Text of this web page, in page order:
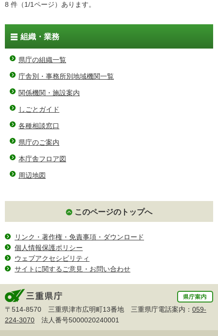
8 件（1/1ページ）あります。
組織・業務
県庁の組織一覧
庁舎別・事務所別地域機関一覧
関係機関・施設案内
しごとガイド
各種相談窓口
県庁のご案内
本庁舎フロア図
周辺地図
このページのトップへ
リンク・著作権・免責事項・ダウンロード
個人情報保護ポリシー
ウェブアクセシビリティ
サイトに関するご意見・お問い合わせ
〒514-8570 三重県津市広明町13番地 三重県庁電話案内： 059-
224-3070 法人番号5000020240001